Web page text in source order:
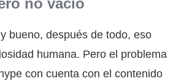
bueno, después de todo, eso
humana. Pero el problema
con cuenta con el contenido